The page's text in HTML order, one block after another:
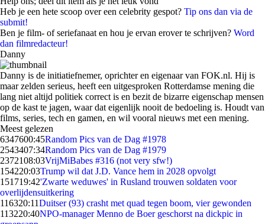
Heb je een hete scoop over een celebrity gespot? Tip ons dan via de
submit!
Ben je film- of seriefanaat en hou je ervan erover te schrijven? Word
dan filmredacteur!
Danny
Danny is de initiatiefnemer, oprichter en eigenaar van FOK.nl. Hij is
maar zelden serieus, heeft een uitgesproken Rotterdamse mening die
lang niet altijd politiek correct is en bezit de bizarre eigenschap mensen
op de kast te jagen, waar dat eigenlijk nooit de bedoeling is. Houdt van
films, series, tech en gamen, en wil vooral nieuws met een mening.
Meest gelezen
6347600:45Random Pics van de Dag #1978
2543407:34Random Pics van de Dag #1979
2372108:03VrijMiBabes #316 (not very sfw!)
154220:03Trump wil dat J.D. Vance hem in 2028 opvolgt
151719:42'Zwarte weduwes' in Rusland trouwen soldaten voor
overlijdensuitkering
116320:11Duitser (93) crasht met quad tegen boom, vier gewonden
113220:40NPO-manager Menno de Boer geschorst na dickpic in